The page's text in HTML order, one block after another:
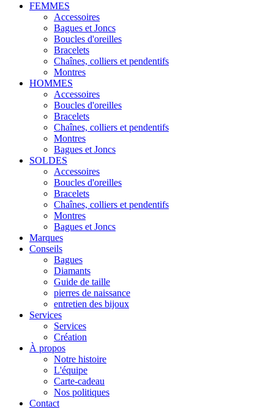
FEMMES
Accessoires
Bagues et Joncs
Boucles d'oreilles
Bracelets
Chaînes, colliers et pendentifs
Montres
HOMMES
Accessoires
Boucles d'oreilles
Bracelets
Chaînes, colliers et pendentifs
Montres
Bagues et Joncs
SOLDES
Accessoires
Boucles d'oreilles
Bracelets
Chaînes, colliers et pendentifs
Montres
Bagues et Joncs
Marques
Conseils
Bagues
Diamants
Guide de taille
pierres de naissance
entretien des bijoux
Services
Services
Création
À propos
Notre histoire
L'équipe
Carte-cadeau
Nos politiques
Contact